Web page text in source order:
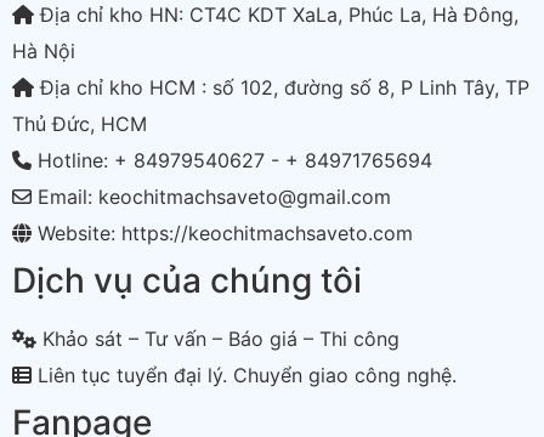
Địa chỉ kho HN: CT4C KDT XaLa, Phúc La, Hà Đông,
Hà Nội
Địa chỉ kho HCM : số 102, đường số 8, P Linh Tây, TP
Thủ Đức, HCM
Hotline: + 84979540627 - + 84971765694
Email: keochitmachsaveto@gmail.com
Website: https://keochitmachsaveto.com
Dịch vụ của chúng tôi
Khảo sát – Tư vấn – Báo giá – Thi công
Liên tục tuyển đại lý. Chuyển giao công nghệ.
Fanpage